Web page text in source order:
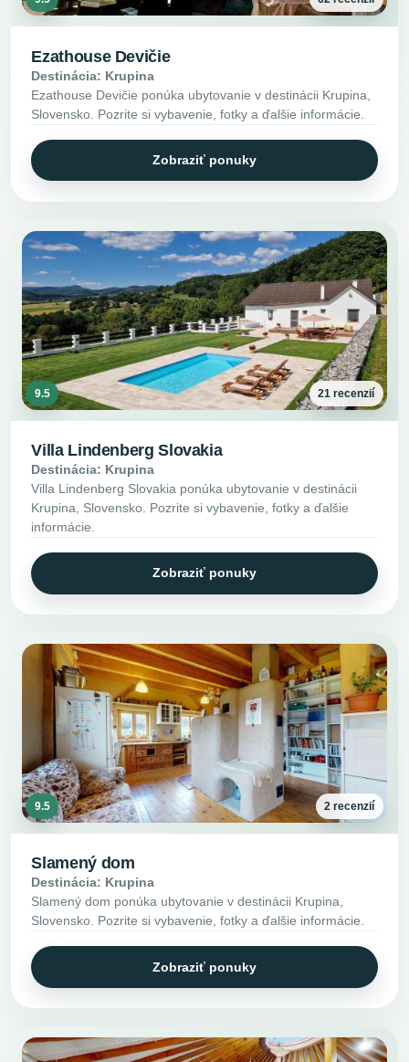
Ezathouse Devičie
Destinácia: Krupina
Ezathouse Devičie ponúka ubytovanie v destinácii Krupina,
Slovensko. Pozrite si vybavenie, fotky a ďalšie informácie.
Zobraziť ponuky
9.5 21 recenzií
Villa Lindenberg Slovakia
Destinácia: Krupina
Villa Lindenberg Slovakia ponúka ubytovanie v destinácii
Krupina, Slovensko. Pozrite si vybavenie, fotky a ďalšie
informácie.
Zobraziť ponuky
9.5 2 recenzií
Slamený dom
Destinácia: Krupina
Slamený dom ponúka ubytovanie v destinácii Krupina,
Slovensko. Pozrite si vybavenie, fotky a ďalšie informácie.
Zobraziť ponuky